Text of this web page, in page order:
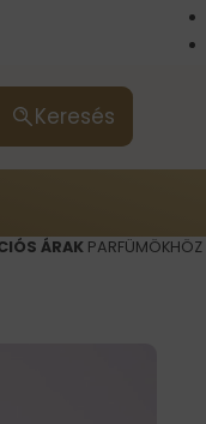
Keresés
ÁRAKPARFÜMÖKHÖZ